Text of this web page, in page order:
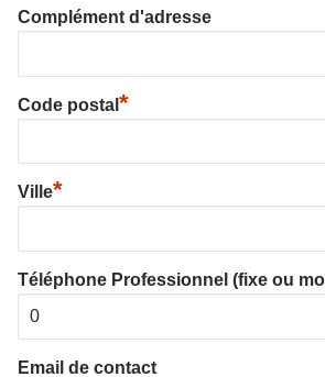
Complément d'adresse
Code postal *
Ville*
Téléphone Professionnel (fixe ou
Email de contact